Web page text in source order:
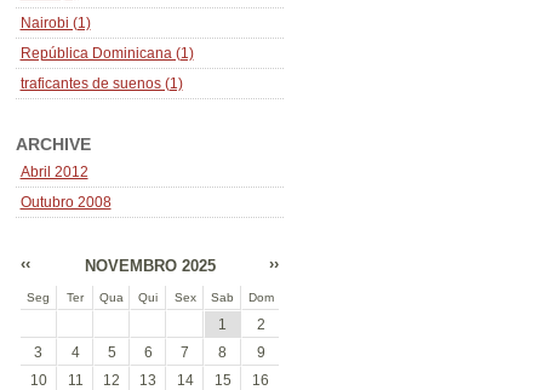
Nairobi (1)
República Dominicana (1)
traficantes de suenos (1)
ARCHIVE
Abril 2012
Outubro 2008
‹‹ ››
NOVEMBRO 2025
Seg Ter Qua Qui Sex Sab Dom
1
2
3
4 5 6 7 8
9
10
11 12 13 14 15
16